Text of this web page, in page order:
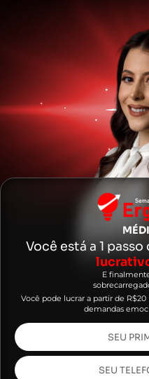
Você está a 1
E
Você pode lucrar a partir de
demandas